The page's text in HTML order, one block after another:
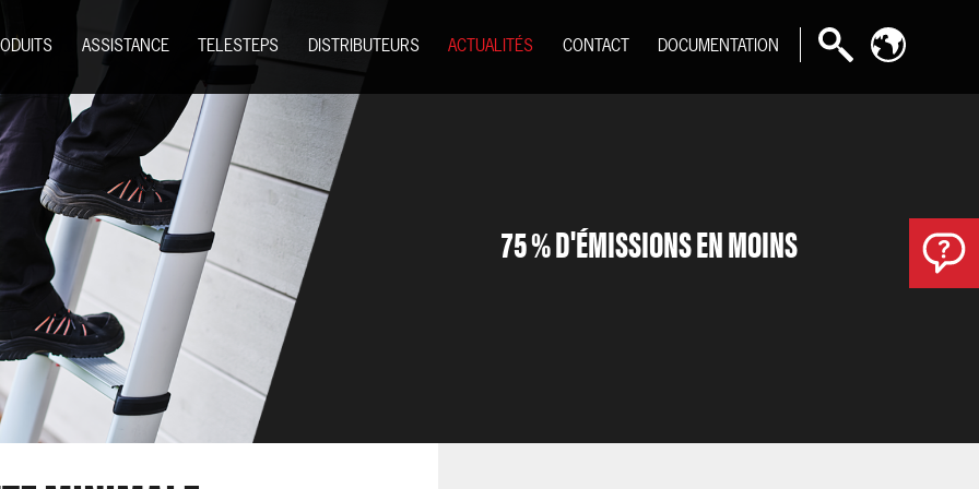
ASSISTANCE TELESTEPS DISTRIBUTEURS ACTUALITÉS CONTACT DOCUMENTATION
75 % D'ÉMISSIONS EN MOINS